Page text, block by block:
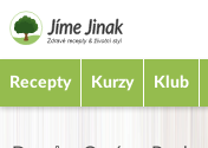
Recepty Kurzy Klub